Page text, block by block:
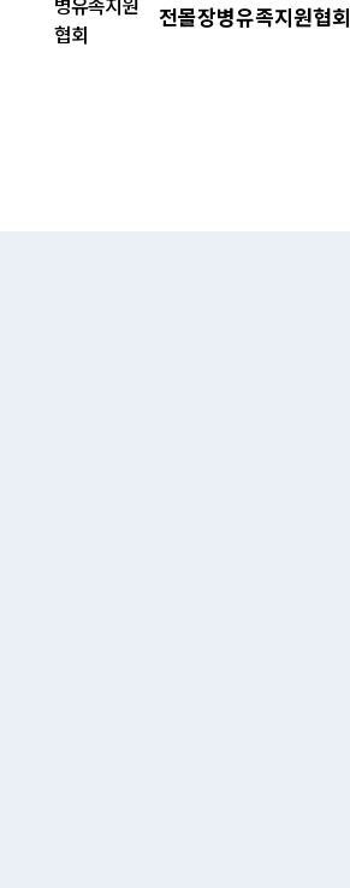
전몰장병유족지원협회